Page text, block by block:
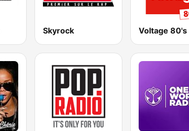
Skyrock Voltage 80's